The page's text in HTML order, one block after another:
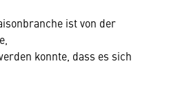
ist von der
konnte, dass es sich